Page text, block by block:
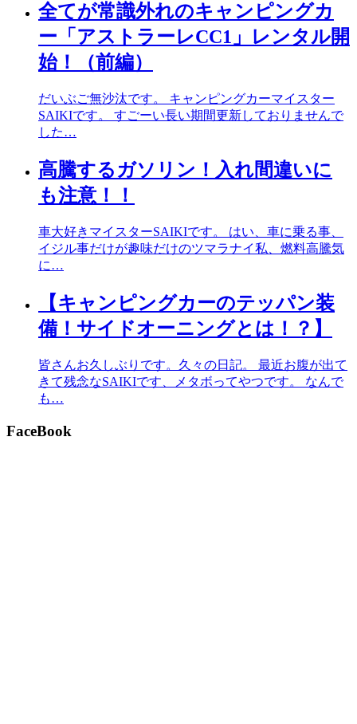
全てが常識外れのキャンピングカ
ー「アストラーレCC1」レンタル開
始！（前編）
だいぶご無沙汰です。 キャンピングカーマイスター
SAIKIです。 すごーい長い期間更新しておりませんで
した…
高騰するガソリン！入れ間違いに
も注意！！
車大好きマイスターSAIKIです。 はい、車に乗る事、
イジル事だけが趣味だけのツマラナイ私、燃料高騰気
に…
【キャンピングカーのテッパン装
備！サイドオーニングとは！？】
皆さんお久しぶりです。久々の日記。 最近お腹が出て
きて残念なSAIKIです、メタボってやつです。 なんで
も…
FaceBook